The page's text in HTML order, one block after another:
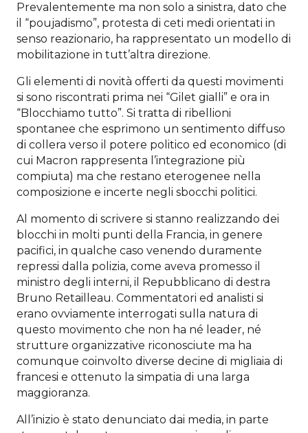
Prevalentemente ma non solo a sinistra, dato che
il “poujadismo”, protesta di ceti medi orientati in
senso reazionario, ha rappresentato un modello di
mobilitazione in tutt’altra direzione.
Gli elementi di novità offerti da questi movimenti
si sono riscontrati prima nei “Gilet gialli” e ora in
“Blocchiamo tutto”. Si tratta di ribellioni
spontanee che esprimono un sentimento diffuso
di collera verso il potere politico ed economico (di
cui Macron rappresenta l’integrazione più
compiuta) ma che restano eterogenee nella
composizione e incerte negli sbocchi politici.
Al momento di scrivere si stanno realizzando dei
blocchi in molti punti della Francia, in genere
pacifici, in qualche caso venendo duramente
repressi dalla polizia, come aveva promesso il
ministro degli interni, il Repubblicano di destra
Bruno Retailleau. Commentatori ed analisti si
erano ovviamente interrogati sulla natura di
questo movimento che non ha né leader, né
strutture organizzative riconosciute ma ha
comunque coinvolto diverse decine di migliaia di
francesi e ottenuto la simpatia di una larga
maggioranza.
All’inizio è stato denunciato dai media, in parte